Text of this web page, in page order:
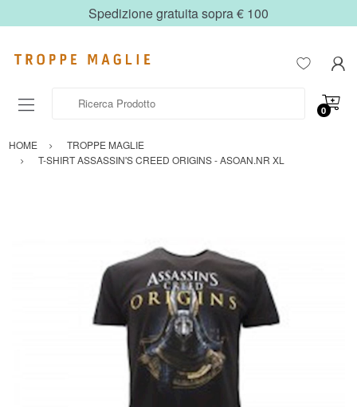
Spedizione gratuita sopra € 100
0
HOME
TROPPE MAGLIE
T-SHIRT ASSASSIN'S CREED ORIGINS - ASOAN.NR XL